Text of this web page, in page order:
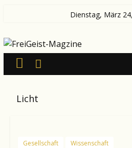
springen
Dienstag, März
FreiGeist-
Magzine
News
und
Licht
Gesellschaft Wissenschaft